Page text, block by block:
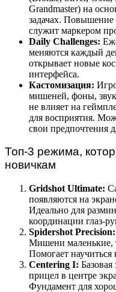
Grandmaster) на
задачах. Повышение
служит маркером
Daily Challenges:
меняются каждый
открывает новые
интерфейса.
Кастомизация:
мишеней, фоны,
не влияет на
для восприятия.
свои предпочтения
Топ-3 режима,
новичкам
Gridshot Ultimate:
появляются на
Идеально для
координации глаз-
Spidershot Precision:
Мишени маленькие,
Помогает научиться
Centering I: Базовая
прицел в центре
Фундамент для